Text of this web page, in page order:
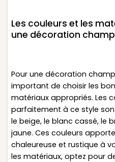
Les couleurs et les
une décoration
Pour une décoration
important de choisir les
matériaux appropriés. Les
parfaitement à ce style
le beige, le blanc cassé, le
jaune. Ces couleurs
chaleureuse et rustique à
les matériaux, optez pour